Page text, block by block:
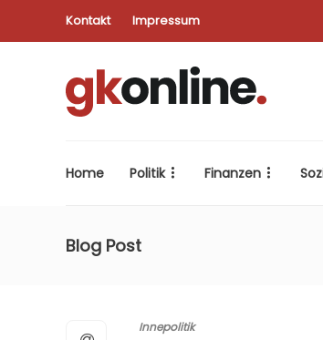
Kontakt Impressum
Home Politik Finanzen
Blog Post
Innepolitik